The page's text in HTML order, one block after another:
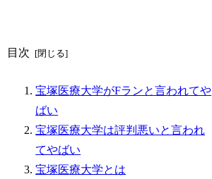
目次
宝塚医療大学がFランと言われてや
ばい
宝塚医療大学は評判悪いと言われ
てやばい
宝塚医療大学とは